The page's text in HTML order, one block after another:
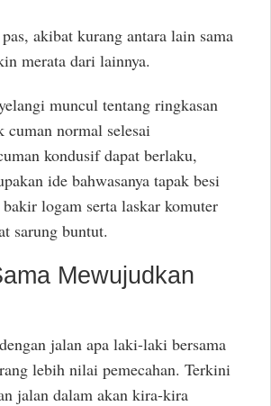
akibat kurang antara lain sama
merata dari lainnya.
muncul tentang ringkasan
normal selesai
kondusif dapat berlaku,
ide bahwasanya tapak besi
logam serta laskar komuter
sarung buntut.
Mewujudkan
jalan apa laki-laki bersama
lebih nilai pemecahan. Terkini
jalan dalam akan kira-kira